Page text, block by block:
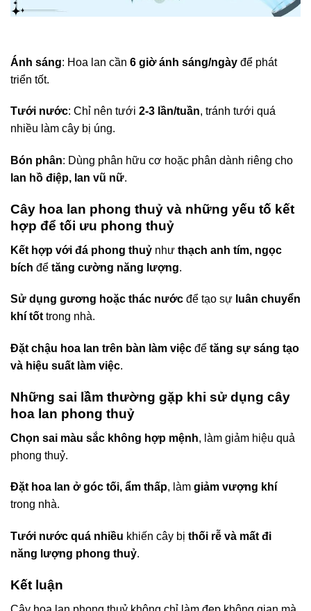
Ánh sáng: Hoa lan cần 6 giờ ánh sáng/ngày để phát
triển tốt.
Tưới nước: Chỉ nên tưới 2-3 lần/tuần, tránh tưới quá
nhiều làm cây bị úng.
Bón phân: Dùng phân hữu cơ hoặc phân dành riêng cho
lan hồ điệp, lan vũ nữ.
Cây hoa lan phong thuỷ và những yếu tố kết
hợp để tối ưu phong thuỷ
Kết hợp với đá phong thuỷ như thạch anh tím, ngọc
bích để tăng cường năng lượng.
Sử dụng gương hoặc thác nước để tạo sự luân chuyển
khí tốt trong nhà.
Đặt chậu hoa lan trên bàn làm việc để tăng sự sáng tạo
và hiệu suất làm việc.
Những sai lầm thường gặp khi sử dụng cây
hoa lan phong thuỷ
Chọn sai màu sắc không hợp mệnh, làm giảm hiệu quả
phong thuỷ.
Đặt hoa lan ở góc tối, ẩm thấp, làm giảm vượng khí
trong nhà.
Tưới nước quá nhiều khiến cây bị thối rễ và mất đi
năng lượng phong thuỷ.
Kết luận